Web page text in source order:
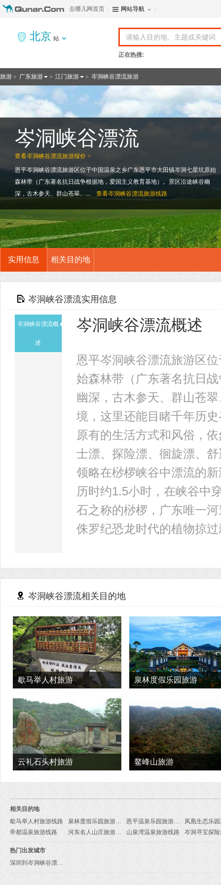
去哪儿网首页 网站导航
北京 站
正在热搜:
旅游 > 广东旅游 > 江门旅游 > 岑洞峡谷漂流旅游
查看岑洞峡谷漂流旅游报价 >
岑洞峡谷漂流
恩平岑洞峡谷漂流旅游区位于中国温泉之乡广东恩平市大田镇岑洞七星坑原始
森林带（广东著名抗日战争根据地，爱国主义教育基地）。景区沿途峡谷幽
深，古木参天、群山苍翠、...
查看岑洞峡谷漂流旅游线路
实用信息 相关目的地
岑洞峡谷漂流实用信息
岑洞峡谷漂流概
述
岑洞峡谷漂流概述
恩平岑洞峡谷漂流旅游区
始森林带（广东著名抗日
幽深，古木参天、群山苍
境，这里还能目睹千年历
原有的生活方式和风俗，
士漂、探险漂、徊旋漂、
领略在桫椤峡谷中漂流的
历时约1.5小时，在峡谷中
石之称的桫椤，广东唯一
侏罗纪恐龙时代的植物掠
岑洞峡谷漂流相关目的地
歇马举人村旅游 泉林度假乐园旅游
云礼石头村旅游 鳌峰山旅游
相关目的地
歇马举人村旅游线路
泉林度假乐园旅游线路
恩平温泉乐园旅游线路
帝都温泉旅游线路
河东名人山庄旅游线路 山泉湾温泉旅游线路
热门出发城市
深圳到岑洞峡谷漂流旅游报价